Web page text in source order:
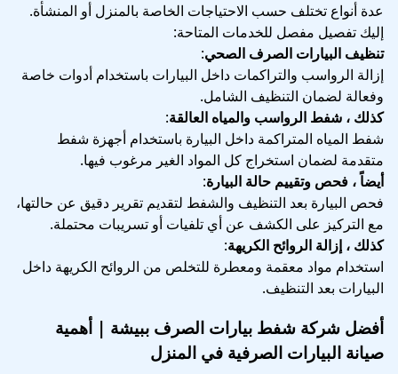
عدة أنواع تختلف حسب الاحتياجات الخاصة بالمنزل أو المنشأة.
إليك تفصيل مفصل للخدمات المتاحة:
تنظيف البيارات الصرف الصحي:
إزالة الرواسب والتراكمات داخل البيارات باستخدام أدوات خاصة
وفعالة لضمان التنظيف الشامل.
كذلك ، شفط الرواسب والمياه العالقة:
شفط المياه المتراكمة داخل البيارة باستخدام أجهزة شفط
متقدمة لضمان استخراج كل المواد الغير مرغوب فيها.
أيضاً ، فحص وتقييم حالة البيارة:
فحص البيارة بعد التنظيف والشفط لتقديم تقرير دقيق عن حالتها،
مع التركيز على الكشف عن أي تلفيات أو تسريبات محتملة.
كذلك ، إزالة الروائح الكريهة:
استخدام مواد معقمة ومعطرة للتخلص من الروائح الكريهة داخل
البيارات بعد التنظيف.
أفضل شركة شفط بيارات الصرف ببيشة | أهمية
صيانة البيارات الصرفية في المنزل